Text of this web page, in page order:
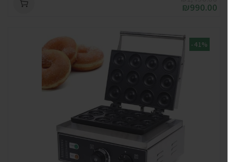
₪990.00
-41%